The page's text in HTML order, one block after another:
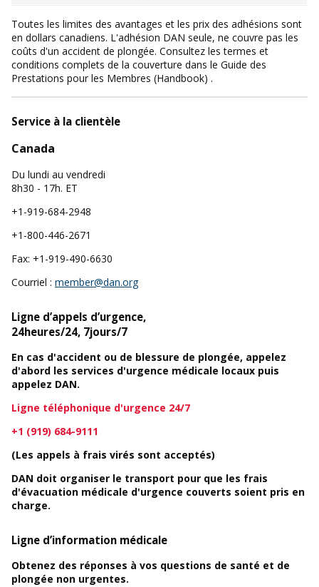
Toutes les limites des avantages et les prix des adhésions sont
en dollars canadiens. L'adhésion DAN seule, ne couvre pas les
coûts d'un accident de plongée. Consultez les termes et
conditions complets de la couverture dans le Guide des
Prestations pour les Membres (Handbook) .
Service à la clientèle
Canada
Du lundi au vendredi
8h30 - 17h. ET
+1-919-684-2948
+1-800-446-2671
Fax: +1-919-490-6630
Courriel : member@dan.org
Ligne d’appels d’urgence,
24heures/24, 7jours/7
En cas d'accident ou de blessure de plongée, appelez
d'abord les services d'urgence médicale locaux puis
appelez DAN.
Ligne téléphonique d'urgence 24/7
+1 (919) 684-9111
(Les appels à frais virés sont acceptés)
DAN doit organiser le transport pour que les frais
d'évacuation médicale d'urgence couverts soient pris en
charge.
Ligne d’information médicale
Obtenez des réponses à vos questions de santé et de
plongée non urgentes.